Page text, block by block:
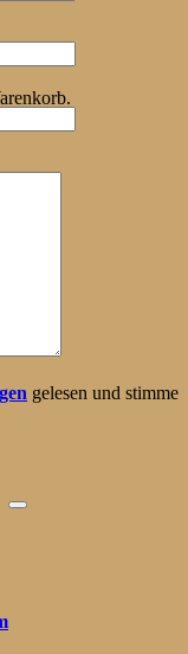
gelesen und stimme